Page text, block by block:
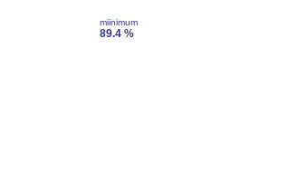
miinimum
89.4 %